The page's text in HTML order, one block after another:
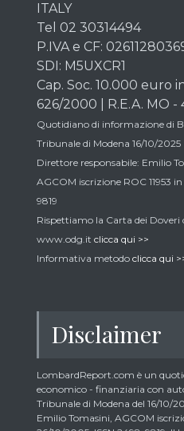
ITALY
Tel 02 30314494
P.IVA e CF:
SDI: M5UXCR1
Cap. Soc. 10.000 euro
626/2000 | R.E.A. MO -
Quotidiano di informazione di
Tribunale di Modena 16/10/2025
Direttore responsabile: Emilio
AGCOM iscrizione ROC 11953
9819
Rispettiamo la Carta dei Doveri
www.odg.it clicca qui >>
Informativa metodo clicca qui
Disclaimer
LombardReport.com è un
economico - finanziaria con
Tribunale di Modena del 16/10/
Emilio Tomasini, AGCOM